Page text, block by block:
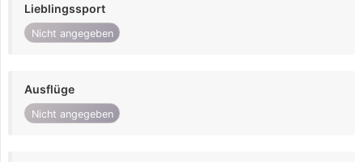
Lieblingssport
Nicht angegeben
Ausflüge
Nicht angegeben